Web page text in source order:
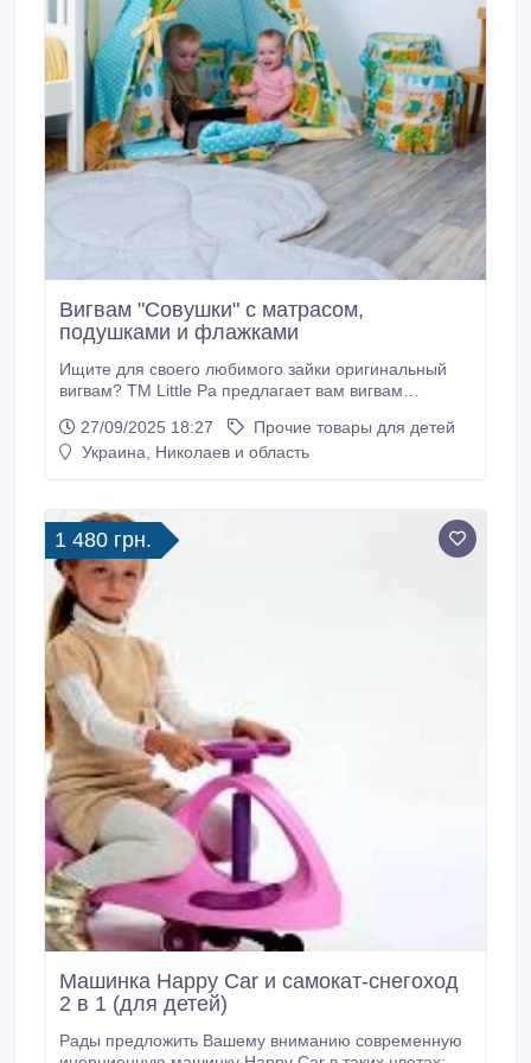
Вигвам "Совушки" с матрасом,
подушками и флажками
Ищите для своего любимого зайки оригинальный
вигвам? ТМ Little Pa предлагает вам вигвам
флажками по максимально выгодной цене. Он
прекрасно подойдет под любой интерьер комнаты,
года.
27/09/2025 18:27
Прочие товары для детей
Украина, Николаев и область
1 480 грн.
Машинка Happy Car и самокат-снегоход
2 в 1 (для детей)
Рады предложить Вашему вниманию современную